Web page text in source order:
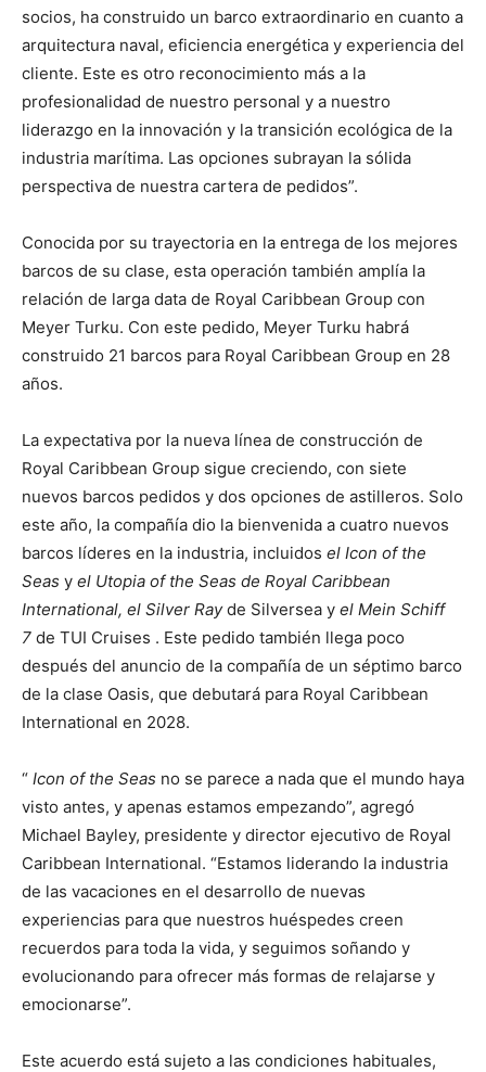
socios, ha construido un barco extraordinario en cuanto a
arquitectura naval, eficiencia energética y experiencia del
cliente. Este es otro reconocimiento más a la
profesionalidad de nuestro personal y a nuestro
liderazgo en la innovación y la transición ecológica de la
industria marítima. Las opciones subrayan la sólida
perspectiva de nuestra cartera de pedidos”.
Conocida por su trayectoria en la entrega de los mejores
barcos de su clase, esta operación también amplía la
relación de larga data de Royal Caribbean Group con
Meyer Turku. Con este pedido, Meyer Turku habrá
construido 21 barcos para Royal Caribbean Group en 28
años.
La expectativa por la nueva línea de construcción de
Royal Caribbean Group sigue creciendo, con siete
nuevos barcos pedidos y dos opciones de astilleros. Solo
este año, la compañía dio la bienvenida a cuatro nuevos
barcos líderes en la industria, incluidos el Icon of the
Seas y el Utopia of the Seas de Royal Caribbean
International, el Silver Rayde Silversea y el Mein Schiff
7 de TUI Cruises . Este pedido también llega poco
después del anuncio de la compañía de un séptimo barco
de la clase Oasis, que debutará para Royal Caribbean
International en 2028.
“ Icon of the Seas no se parece a nada que el mundo haya
visto antes, y apenas estamos empezando”, agregó
Michael Bayley, presidente y director ejecutivo de Royal
Caribbean International. “Estamos liderando la industria
de las vacaciones en el desarrollo de nuevas
experiencias para que nuestros huéspedes creen
recuerdos para toda la vida, y seguimos soñando y
evolucionando para ofrecer más formas de relajarse y
emocionarse”.
Este acuerdo está sujeto a las condiciones habituales,